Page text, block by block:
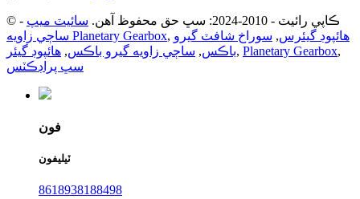
© ڪاپي رائيٽ - 2010-2024: سڀ حق محفوظ آهن. سائيٽ ميپ -
ساڄي زاويه Planetary Gearbox, هائپوڊ گيئرس, سوراخ شافٽ گيرو
باڪس, ساڄي زاويه گيرو باڪس, هائپوڊ گيئر , Planetary Gearbox,
سڀ پراڊڪٽس
فون
ٽيليفون
8618938188498